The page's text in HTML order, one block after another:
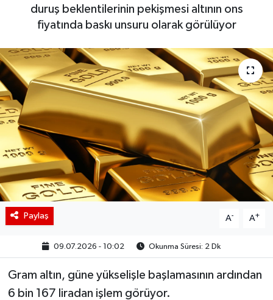
duruş beklentilerinin pekişmesi altının ons
fiyatında baskı unsuru olarak görülüyor
Paylaş A- A+
09.07.2026 - 10:02 Okunma Süresi: 2 Dk
Gram altın, güne yükselişle başlamasının ardından
6 bin 167 liradan işlem görüyor.
BIST 100 Isı Haritası
Coin Isı Haritası
Ekonomik Takvim
Kiripto Para Piyasası
Gizlilik Sözleşmesi
Hakkımızda
İletişim